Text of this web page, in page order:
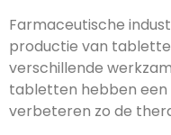
Farmaceutische
productie van
verschillende
tabletten hebben
verbeteren zo de